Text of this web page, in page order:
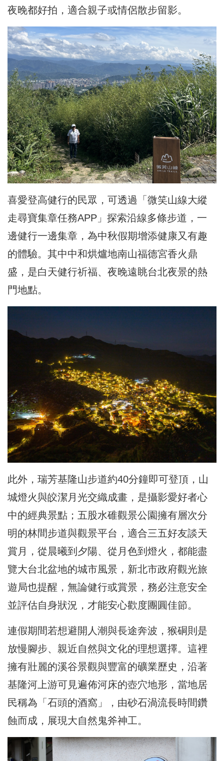
夜晚都好拍，適合親子或情侶散步留影。
喜愛登高健行的民眾，可透過「微笑山線大縱
走尋寶集章任務APP」探索沿線多條步道，一
邊健行一邊集章，為中秋假期增添健康又有趣
的體驗。其中中和烘爐地南山福德宮香火鼎
盛，是白天健行祈福、夜晚遠眺台北夜景的熱
門地點。
此外，瑞芳基隆山步道約40分鐘即可登頂，山
城燈火與皎潔月光交織成畫，是攝影愛好者心
中的經典景點；五股水碓觀景公園擁有層次分
明的林間步道與觀景平台，適合三五好友談天
賞月，從晨曦到夕陽、從月色到燈火，都能盡
覽大台北盆地的城市風景，新北市政府觀光旅
遊局也提醒，無論健行或賞景，務必注意安全
並評估自身狀況，才能安心歡度團圓佳節。
連假期間若想避開人潮與長途奔波，猴硐則是
放慢腳步、親近自然與文化的理想選擇。這裡
擁有壯麗的溪谷景觀與豐富的礦業歷史，沿著
基隆河上游可見遍佈河床的壺穴地形，當地居
民稱為「石頭的酒窩」，由砂石渦流長時間鑽
蝕而成，展現大自然鬼斧神工。